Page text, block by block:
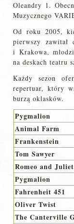
Oleandry 1.
Muzycznego
Od roku 2005,
pierwszy zawitał
i Krakowa,
na deskach teatru
Każdy sezon
repertuar, który
burzą oklasków.
Pygmalion
Animal Farm
Frankenstein
Tom Sawyer
Romeo and Juliet
Pygmalion
Fahrenheit 451
Oliver Twist
The Canterville